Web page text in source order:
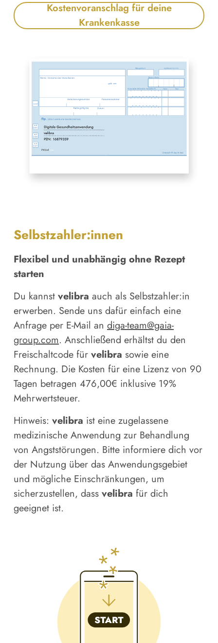
Kostenvoranschlag für deine
Krankenkasse
Selbstzahler:innen
Flexibel und unabhängig ohne Rezept
starten
Du kannst velibra auch als Selbstzahler:in
erwerben. Sende uns dafür einfach eine
Anfrage per E-Mail an diga-team@gaia-
group.com. Anschließend erhältst du den
Freischaltcode für velibra sowie eine
Rechnung. Die Kosten für eine Lizenz von 90
Tagen betragen 476,00€ inklusive 19%
Mehrwertsteuer.
Hinweis: velibra ist eine zugelassene
medizinische Anwendung zur Behandlung
von Angststörungen. Bitte informiere dich vor
der Nutzung über das Anwendungsgebiet
und mögliche Einschränkungen, um
sicherzustellen, dass velibra für dich
geeignet ist.